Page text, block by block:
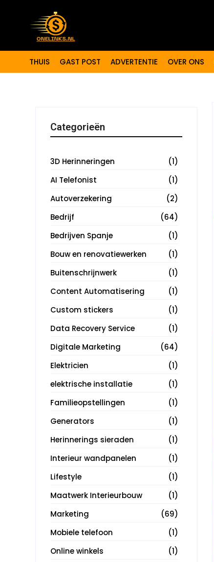
THUIS GAST POST ADVERTENTIE OVER ONS
Categorieën
3D Herinneringen
(1)
AI Telefonist
(1)
Autoverzekering
(2)
Bedrijf
(64)
Bedrijven Spanje
(1)
Bouw en renovatiewerken
(1)
Buitenschrijnwerk
(1)
Content Automatisering
(1)
Custom stickers
(1)
Data Recovery Service
(1)
Digitale Marketing
(64)
Elektricien
(1)
elektrische installatie
(1)
Familieopstellingen
(1)
Generators
(1)
Herinnerings sieraden
(1)
Interieur wandpanelen
(1)
Lifestyle
(1)
Maatwerk Interieurbouw
(1)
Marketing
(69)
Mobiele telefoon
(1)
Online winkels
(1)